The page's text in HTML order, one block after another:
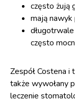
często żują
mają nawyk
często
Zespół Costena
także wywołany
leczenie